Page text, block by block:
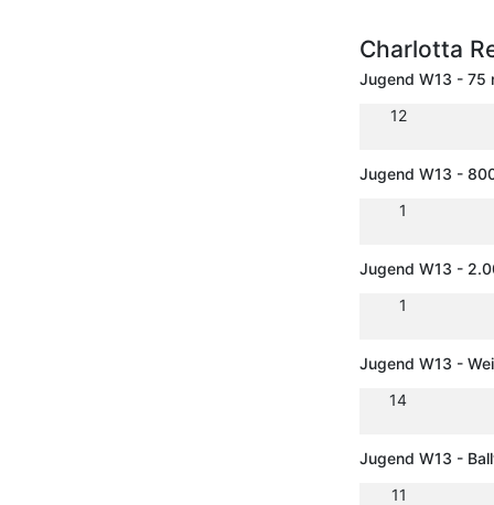
Charlotta
Jugend W13 - 75
12
Jugend W13 -
1
Jugend W13 -
1
Jugend W13 -
14
Jugend W13 -
11